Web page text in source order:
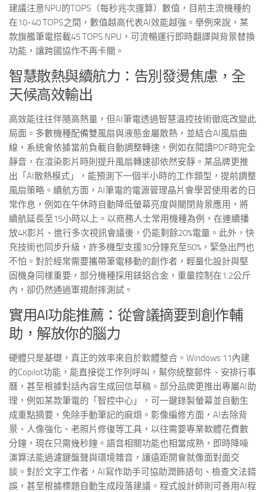
建議注意NPU的TOPS（每秒兆次運算）數值，目前主流機種約
在10-40 TOPS之間，數值越高代表AI效能越強。舉例來說，某
款旗艦筆電搭載45 TOPS NPU，可流暢運行即時翻譯與背景替換
功能，讓跨國協作不再卡關。
智慧散熱與續航力：告別發燙焦慮，全
天候高效輸出
高效能往往伴隨高熱量，但AI筆電透過智慧溫控技術徹底改變此
局面。多數機種配備雙風扇與液態金屬散熱，並結合AI風扇曲
線，系統會依據當前負載自動調整轉速，例如在閱讀PDF時完全
靜音，在渲染影片時則提升風扇轉速卻依然安靜。某品牌更推
出「AI散熱模式」，能預測下一個半小時的工作類型，提前調整
風扇策略。續航方面，AI筆電的電源管理晶片會學習使用者的日
常作息，例如在午休時自動降低螢幕亮度與關閉背景應用，將
續航延長至15小時以上。以商務人士常用機種為例，在連續播
放4K影片、進行多次視訊會議後，仍能剩餘20%電量。此外，快
充技術也同步升級，許多機型支援30分鐘充至50%，緊急出門也
不怕。對於經常需要攜帶筆電移動的創作者，輕量化設計與堅
固機身同樣重要，部分機種採用鎂鋁合金，重量控制在1.2公斤
內，卻仍然通過軍規耐摔測試。
實用AI功能推薦：從會議摘要到創作輔
助，解放你的腦力
硬體只是基礎，真正的效率來自於軟體整合。Windows 11內建
的Copilot功能，能直接從工作列呼叫，幫你統整郵件、安排行事
曆，甚至根據對話內容生成回信草稿。部分品牌更推出專屬AI助
理，例如某款筆電的「智控中心」，可一鍵錄製螢幕並自動生
成重點摘要，免除手動筆記的麻煩。影像編修方面，AI去除背
景、人像強化、老照片修復等工具，以往需要專業軟體花費數
分鐘，現在只需幾秒鐘。語音相關功能也相當成熟，即時降噪
演算法能過濾鍵盤聲與環境雜音，讓遠距開會就像面對面交
談。對於文字工作者，AI寫作助手可協助潤飾語句、檢查文法錯
誤，甚至根據標題自動生成段落建議。程式設計師則可善用AI程